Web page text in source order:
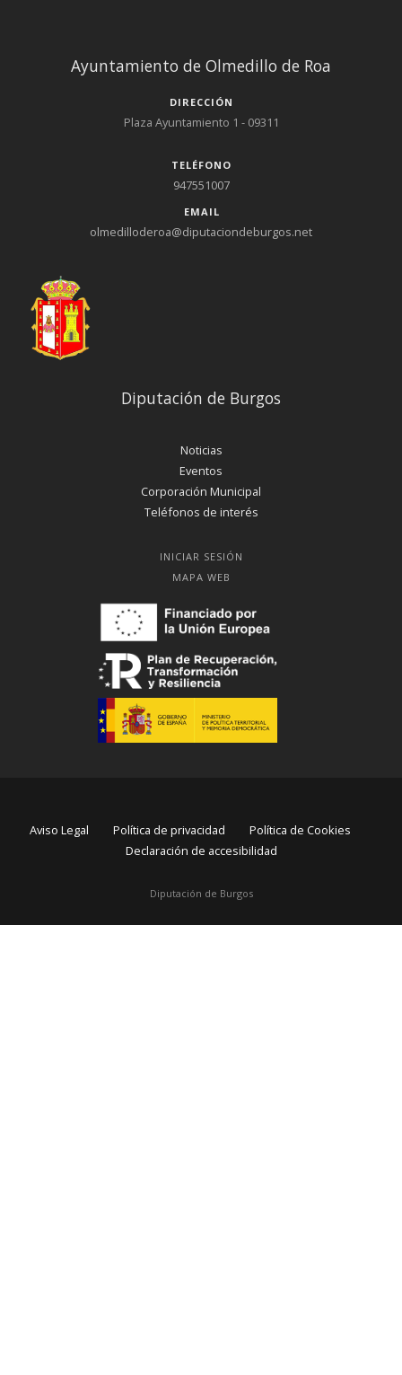
Ayuntamiento de Olmedillo de Roa
DIRECCIÓN
Plaza Ayuntamiento 1 - 09311
TELÉFONO
947551007
EMAIL
olmedilloderoa@diputaciondeburgos.net
Diputación de Burgos
Noticias
Eventos
Corporación Municipal
Teléfonos de interés
INICIAR SESIÓN
MAPA WEB
Diputación de Burgos
Aviso Legal Política de privacidad
Política de Cookies
Declaración de accesibilidad